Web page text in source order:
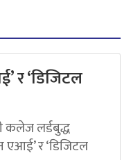
र ‘डिजिटल
कलेज लर्डबुद्ध
र ‘डिजिटल